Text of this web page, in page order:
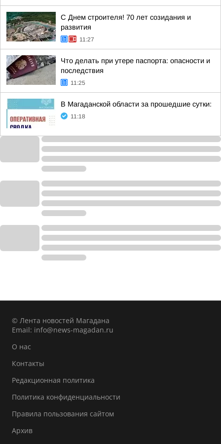
С Днем строителя! 70 лет созидания и
развития
11:27
Что делать при утере паспорта: опасности и
последствия
11:25
В Магаданской области за прошедшие сутки:
11:18
© Лента новостей Магадана
Email: info@news-magadan.ru
О нас
Контакты
Редакционная политика
Политика конфиденциальности
Правила пользования сайтом
Архив